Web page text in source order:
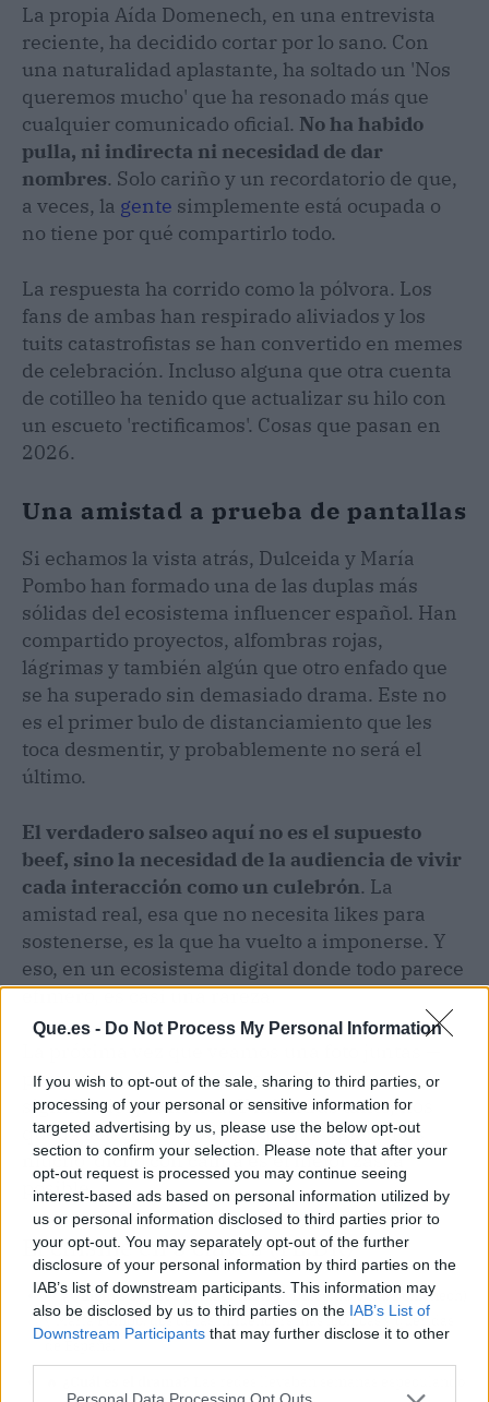
Que.es - Do Not Process My Personal Information
If you wish to opt-out of the sale, sharing to third parties, or
processing of your personal or sensitive information for
targeted advertising by us, please use the below opt-out
section to confirm your selection. Please note that after your
opt-out request is processed you may continue seeing
interest-based ads based on personal information utilized by
us or personal information disclosed to third parties prior to
your opt-out. You may separately opt-out of the further
disclosure of your personal information by third parties on the
IAB’s list of downstream participants. This information may
also be disclosed by us to third parties on the IAB’s List of
Downstream Participants that may further disclose it to other
La propia Aída Domenech, en una entrevista
reciente, ha decidido cortar por lo sano. Con
una naturalidad aplastante, ha soltado un 'Nos
queremos mucho' que ha resonado más que
cualquier comunicado oficial. No ha habido
pulla, ni indirecta ni necesidad de dar
nombres. Solo cariño y un recordatorio de que,
a veces, la gente simplemente está ocupada o
no tiene por qué compartirlo todo.
La respuesta ha corrido como la pólvora. Los
fans de ambas han respirado aliviados y los
tuits catastrofistas se han convertido en memes
de celebración. Incluso alguna que otra cuenta
de cotilleo ha tenido que actualizar su hilo con
un escueto 'rectificamos'. Cosas que pasan en
2026.
Una amistad a prueba de pantallas
Si echamos la vista atrás, Dulceida y María
Pombo han formado una de las duplas más
sólidas del ecosistema influencer español. Han
compartido proyectos, alfombras rojas,
lágrimas y también algún que otro enfado que
se ha superado sin demasiado drama. Este no
es el primer bulo de distanciamiento que les
toca desmentir, y probablemente no será el
último.
El verdadero salseo aquí no es el supuesto
beef, sino la necesidad de la audiencia de vivir
cada interacción como un culebrón. La
amistad real, esa que no necesita likes para
sostenerse, es la que ha vuelto a imponerse. Y
eso, en un ecosistema digital donde todo parece
efímero, es casi una rareza.
porque la habrá—, el gesto tendrá más
significado que nunca. Y mientras tanto, nos
queda la lección: a veces, un 'nos queremos
mucho' dicho con calma es el mejor zasca
posible.
El chisme en 3 claves (TL;DR)
👀¿Quiénes son los protagonistas? Dulceida (Aída Domenech)
y María Pombo, dos de las influencers más icónicas y queridas